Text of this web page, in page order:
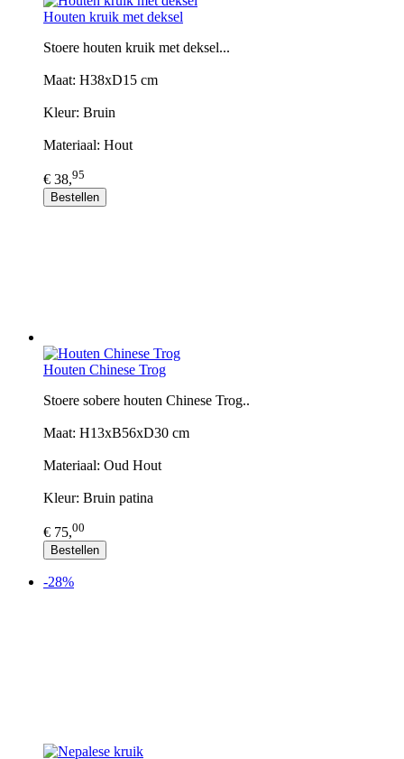
Houten kruik met deksel
Stoere houten kruik met deksel...
Maat: H38xD15 cm
Kleur: Bruin
Materiaal: Hout
€ 38,95
Bestellen
Houten Chinese Trog
Stoere sobere houten Chinese Trog..
Maat: H13xB56xD30 cm
Materiaal: Oud Hout
Kleur: Bruin patina
€ 75,00
Bestellen
-28%